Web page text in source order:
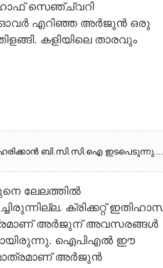
ഹാഫ് സെഞ്ച്വറി
ഓവർ എറിഞ്ഞ അർജുൻ ഒരു
കളിയിലെ താരവും
ബി.സി.സി.ഐ ഇടപെടുന്നു....
ലേലത്തിൽ
ക്രിക്കറ്റ്
അർജുന് അവസരങ്ങൾ
ഐപിഎൽ ഈ
അർജുൻ